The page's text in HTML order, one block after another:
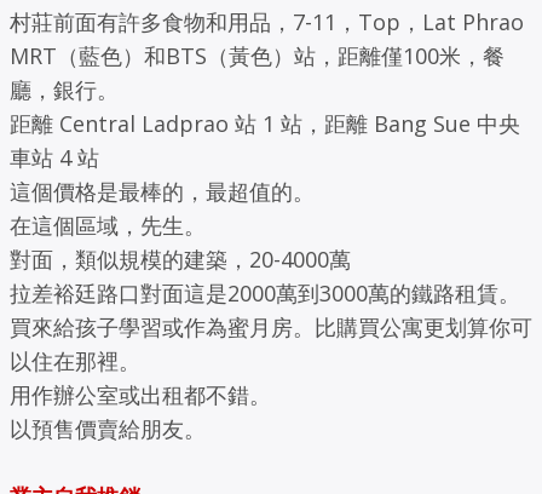
村莊前面有許多食物和用品，7-11，Top，Lat Phrao
MRT（藍色）和BTS（黃色）站，距離僅100米，餐
廳，銀行。
距離 Central Ladprao 站 1 站，距離 Bang Sue 中央
車站 4 站
這個價格是最棒的，最超值的。
在這個區域，先生。
對面，類似規模的建築，20-4000萬
拉差裕廷路口對面這是2000萬到3000萬的鐵路租賃。
買來給孩子學習或作為蜜月房。比購買公寓更划算你可
以住在那裡。
用作辦公室或出租都不錯。
以預售價賣給朋友。